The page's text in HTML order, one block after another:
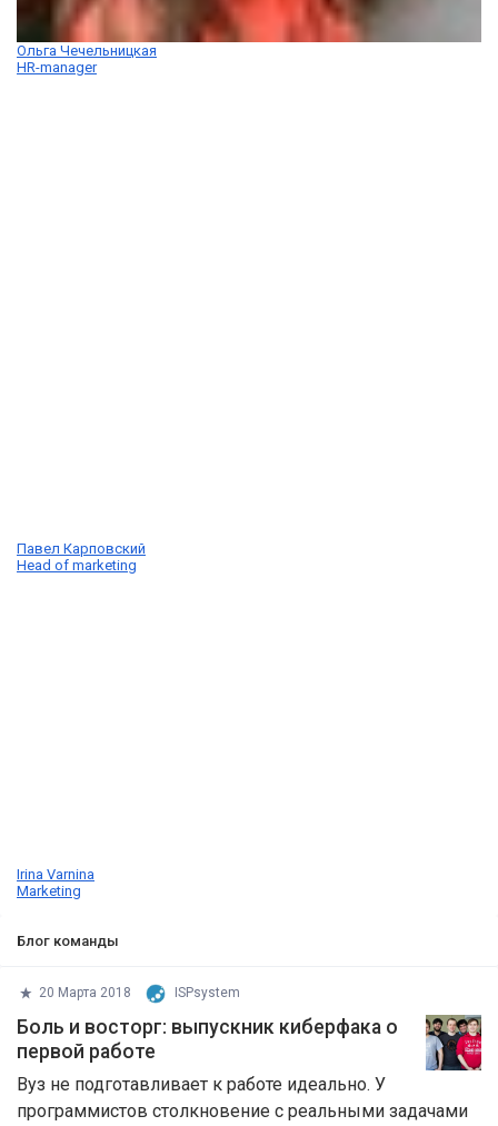
Ольга Чечельницкая
HR-manager
Павел Карповский
Head of marketing
Irina Varnina
Marketing
Блог команды
20 Марта 2018 ISPsystem
​Боль и восторг: выпускник киберфака о
первой работе
Вуз не подготавливает к работе идеально. У
программистов столкновение с реальными задачами